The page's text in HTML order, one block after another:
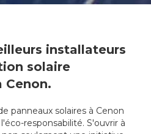
installateurs
solaire
panneaux solaires à Cenon
responsabilité. S'ouvrir à